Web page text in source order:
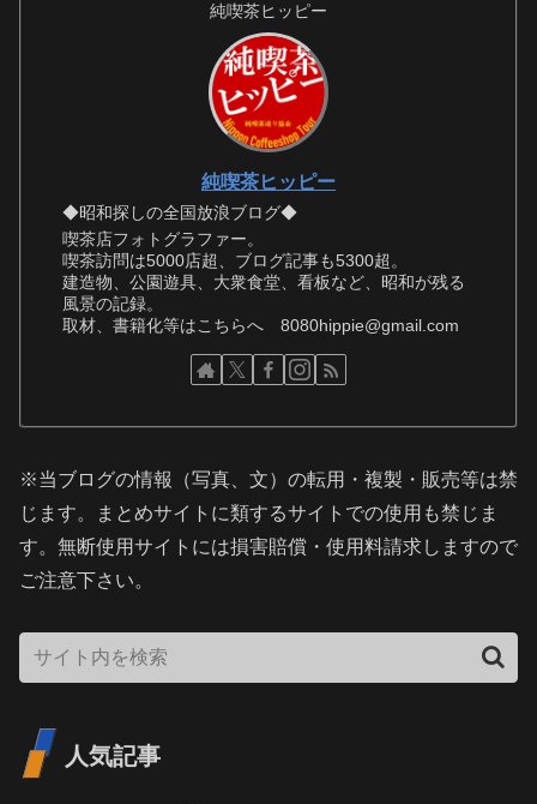
純喫茶ヒッピー
純喫茶ヒッピー
◆昭和探しの全国放浪ブログ◆
喫茶店フォトグラファー。
喫茶訪問は5000店超、ブログ記事も5300超。
建造物、公園遊具、大衆食堂、看板など、昭和が残る
風景の記録。
取材、書籍化等はこちらへ 8080hippie@gmail.com
※当ブログの情報（写真、文）の転用・複製・販売等は禁
じます。まとめサイトに類するサイトでの使用も禁じま
す。無断使用サイトには損害賠償・使用料請求しますので
ご注意下さい。
人気記事